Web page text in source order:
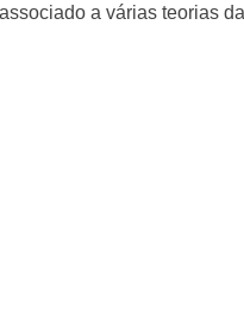
a várias teorias